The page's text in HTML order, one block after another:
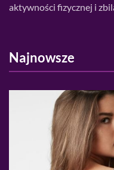
aktywności fizycznej i
Najnowsze